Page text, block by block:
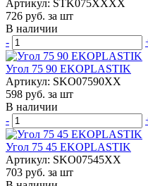
Артикул: STK075XXXX
726 руб. за шт
В наличии
-
Угол 75 90 EKOPLASTIK
Артикул: SKO07590XX
598 руб. за шт
В наличии
-
Угол 75 45 EKOPLASTIK
Артикул: SKO07545XX
703 руб. за шт